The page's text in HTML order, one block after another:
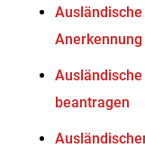
beantragen